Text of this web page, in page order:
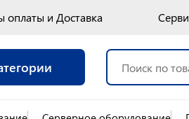
оплаты и Доставка